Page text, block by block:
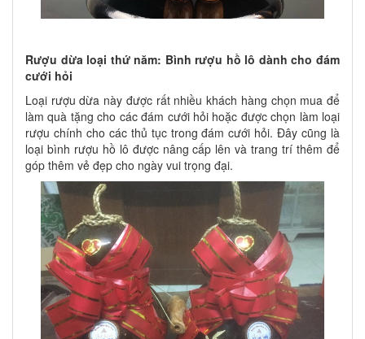
Rượu dừa loại thứ năm: Bình rượu hồ lô dành cho đám
cưới hỏi
Loại rượu dừa này được rất nhiều khách hàng chọn mua để
làm quà tặng cho các đám cưới hỏi hoặc được chọn làm loại
rượu chính cho các thủ tục trong đám cưới hỏi. Đây cũng là
loại bình rượu hồ lô được nâng cấp lên và trang trí thêm để
góp thêm vẻ đẹp cho ngày vui trọng đại.